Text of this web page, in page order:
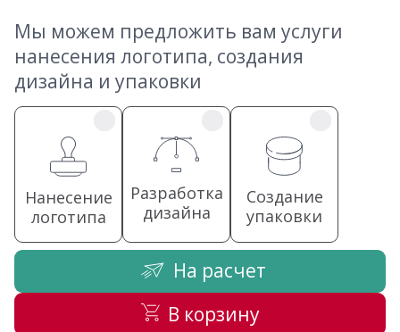
Мы можем предложить вам услуги
нанесения логотипа, создания
дизайна и упаковки
Нанесение
логотипа
Разработка
дизайна
Создание
упаковки
На расчет
В корзину